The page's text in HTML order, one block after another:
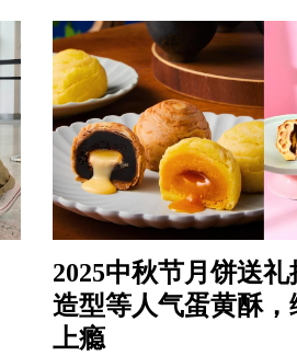
2025中秋节月饼送
造型等人气蛋黄酥
上瘾